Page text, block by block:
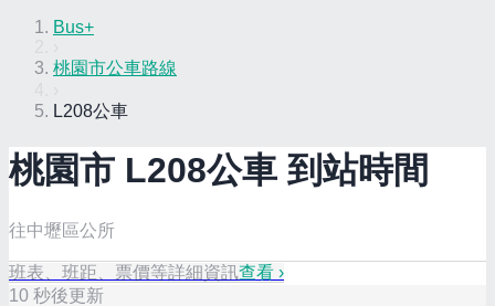
Bus+
桃園市公車路線
L208公車
桃園市 L208公車 到站時間
往中壢區公所
班表、班距、票價等詳細資訊查看 ›
10 秒後更新